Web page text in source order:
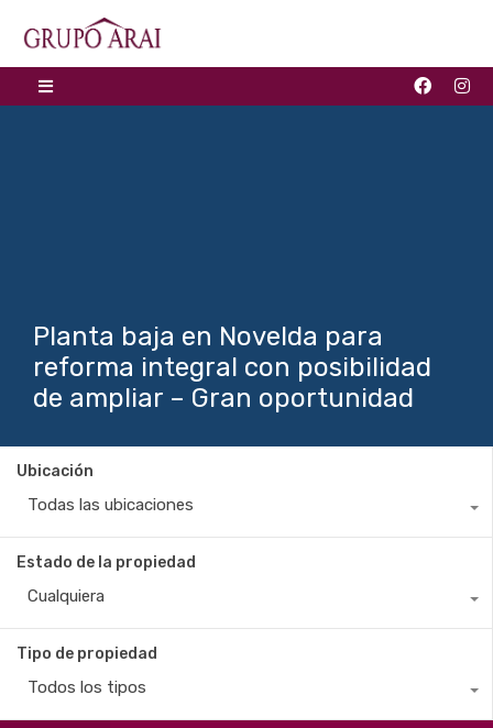
Planta baja en Novelda para
reforma integral con posibilidad
de ampliar – Gran oportunidad
Ubicación
Todas las ubicaciones
Estado de la propiedad
Cualquiera
Tipo de propiedad
Todos los tipos